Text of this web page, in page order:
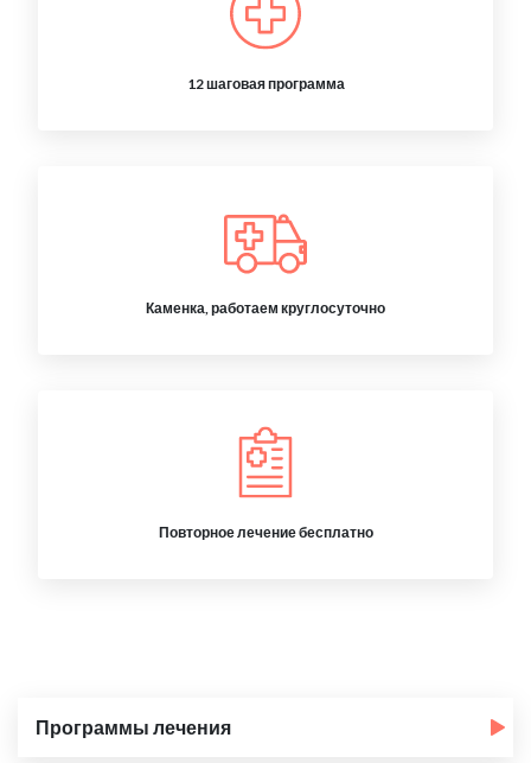
12 шаговая программа
Каменка, работаем круглосуточно
Повторное лечение бесплатно
Программы лечения